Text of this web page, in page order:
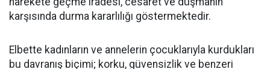
karşısında durma kararlılığı göstermektedir.
Elbette kadınların ve annelerin çocuklarıyla kurdukları
bu davranış biçimi; korku, güvensizlik ve benzeri